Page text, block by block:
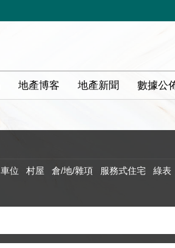
地產博客 地產新聞 數據公
車位 村屋 倉/地/雜項 服務式住宅 綠表